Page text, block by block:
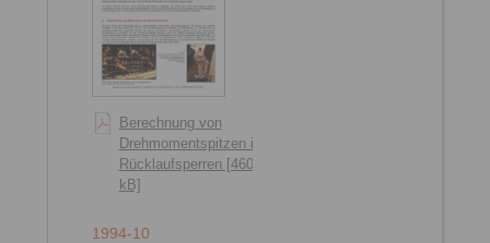
Berechnung von
Drehmomentspitzen in
Rücklaufsperren [460
kB]
1994-10